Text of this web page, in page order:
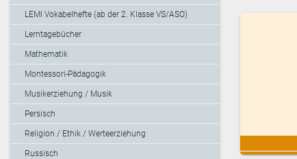
LEMI Vokabelhefte (ab der 2. Klasse VS/ASO)
Lerntagebücher
Mathematik
Montessori-Pädagogik
Musikerziehung / Musik
Persisch
Religion / Ethik / Werteerziehung
Russisch